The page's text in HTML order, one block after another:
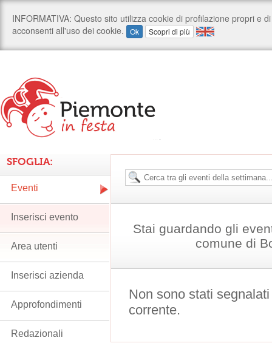
Stai guardando gli
comune di
Non sono stati
corrente.
SFOGLIA:
Eventi
Inserisci evento
Area utenti
Inserisci azienda
Approfondimenti
Redazionali